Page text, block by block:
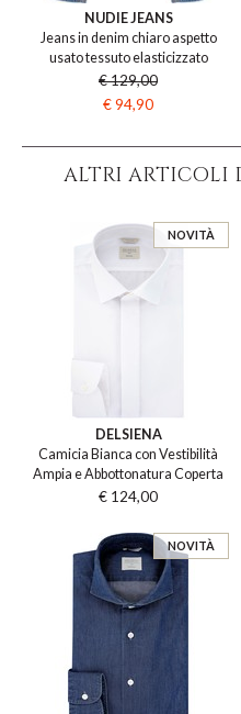
NUDIE JEANS
Jeans in denim chiaro aspetto
usato tessuto elasticizzato
€ 129,00
€ 94,90
ALTRI ARTICOLI
NOVITÀ
DELSIENA
Camicia Bianca con Vestibilità
Ampia e Abbottonatura Coperta
€ 124,00
NOVITÀ